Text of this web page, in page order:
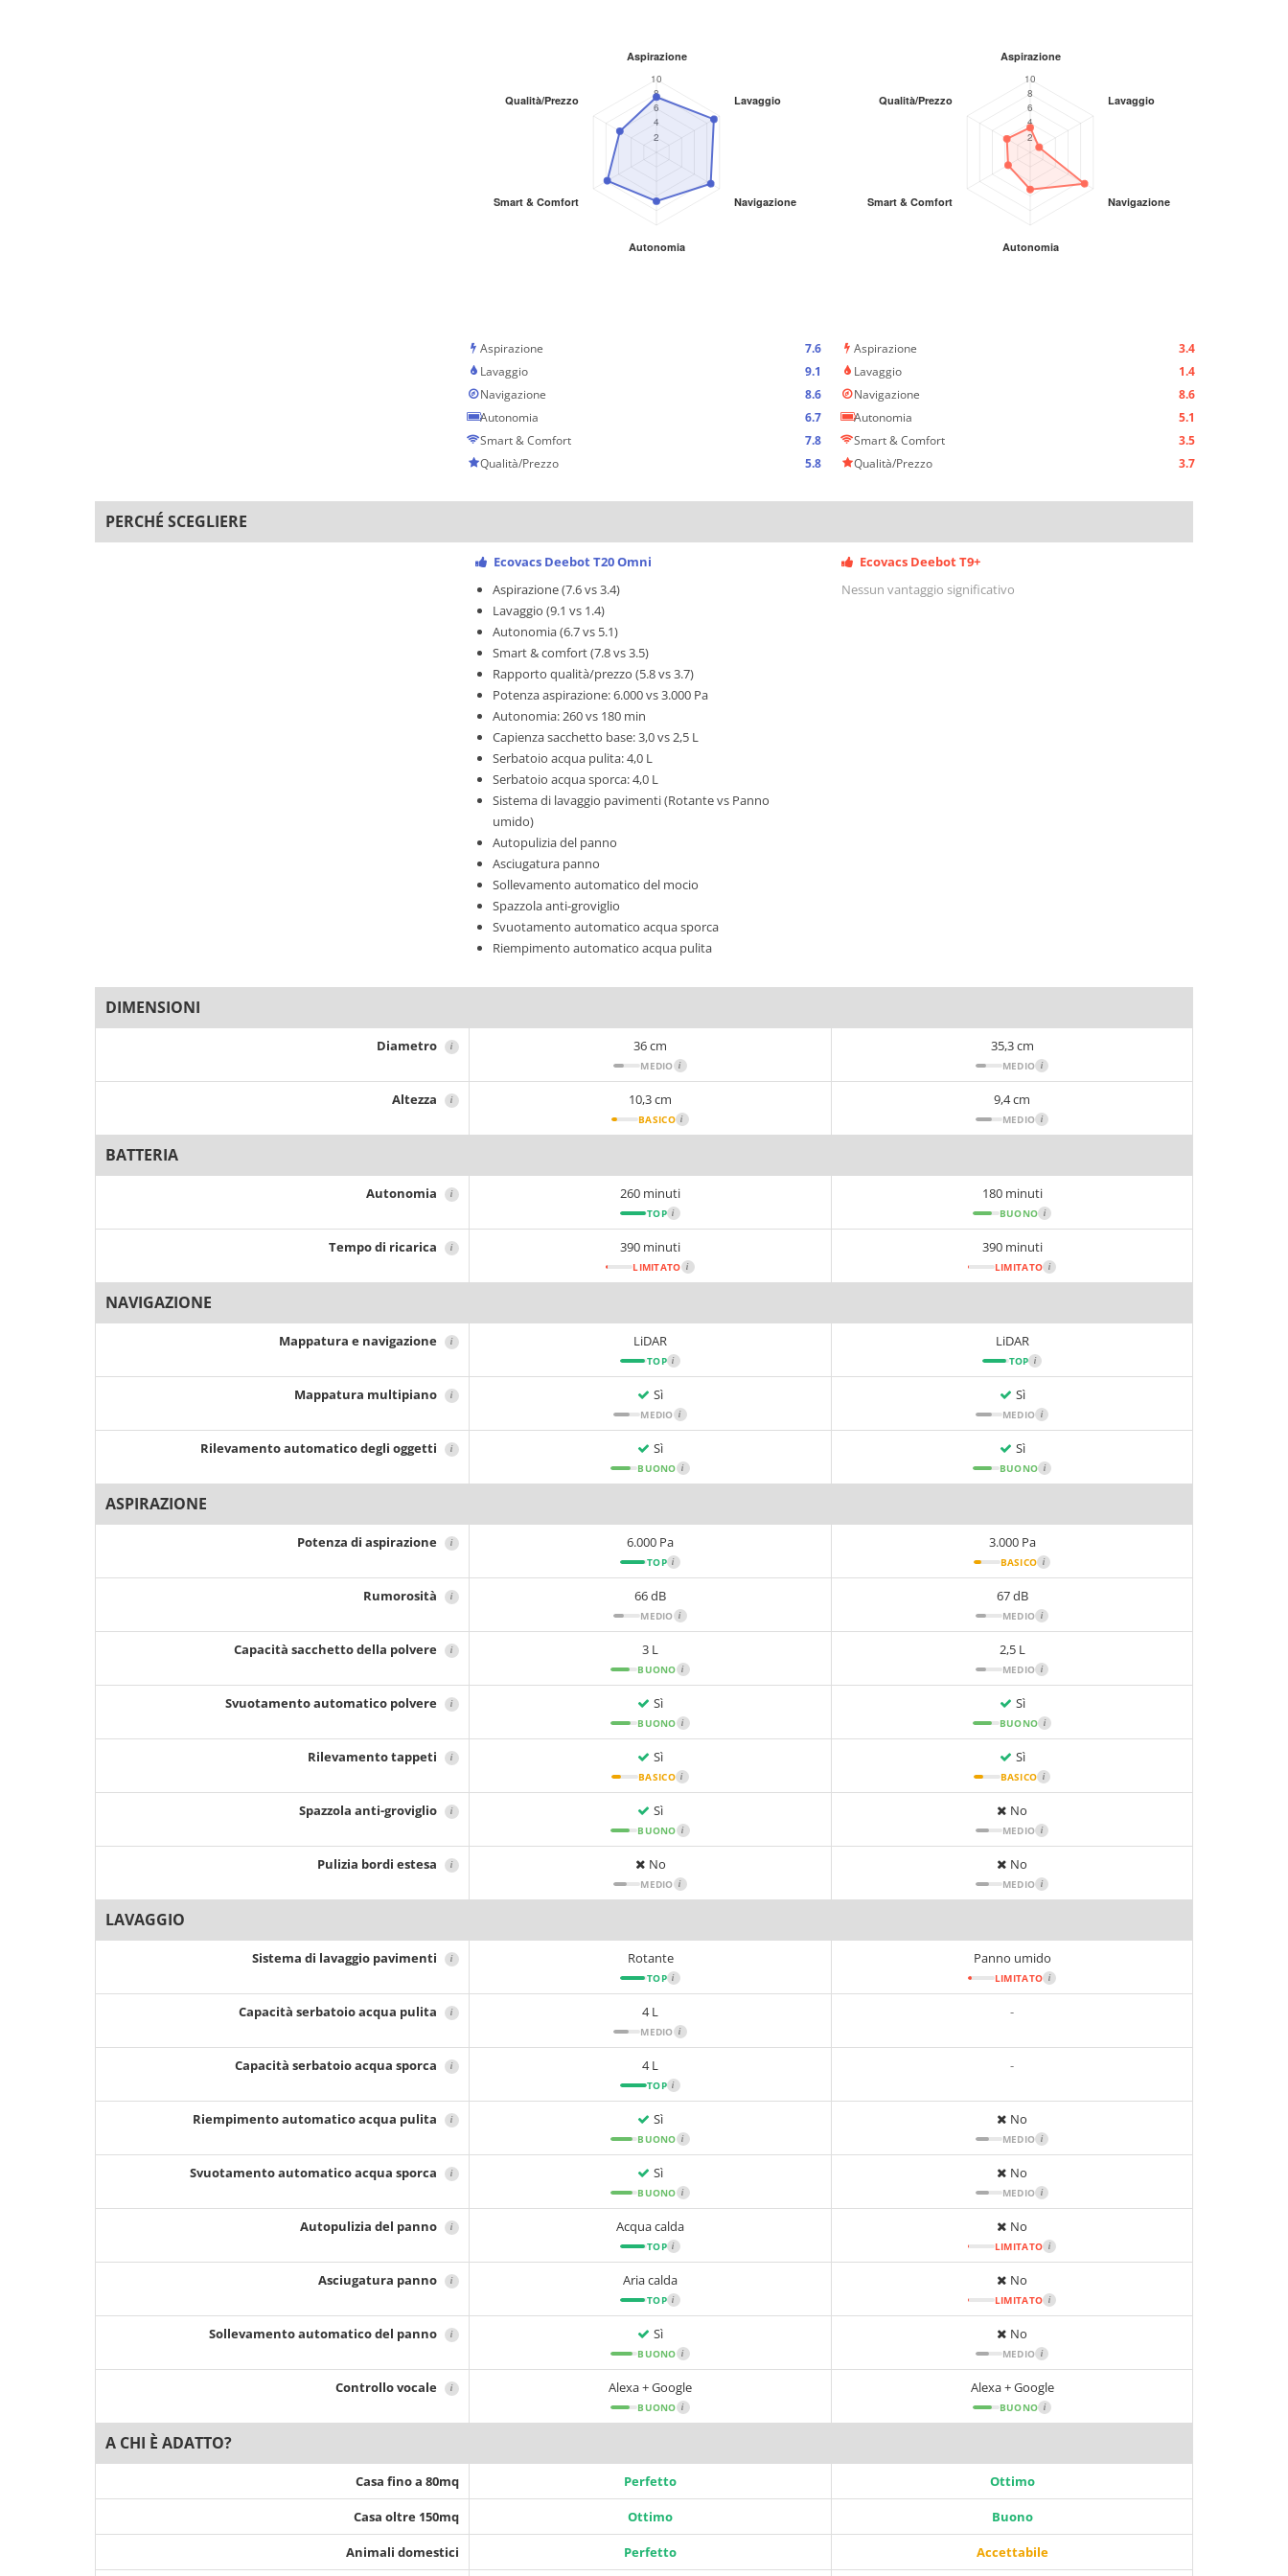
Aspirazione
7.6
Lavaggio
9.1
Navigazione
8.6
Autonomia
6.7
Smart & Comfort
7.8
Qualità/Prezzo
5.8
Aspirazione
3.4
Lavaggio
1.4
Navigazione
8.6
Autonomia
5.1
Smart & Comfort
3.5
Qualità/Prezzo
3.7
PERCHÉ SCEGLIERE
Ecovacs Deebot T20 Omni
Aspirazione (7.6 vs 3.4)
Lavaggio (9.1 vs 1.4)
Autonomia (6.7 vs 5.1)
Smart & comfort (7.8 vs 3.5)
Rapporto qualità/prezzo (5.8 vs 3.7)
Potenza aspirazione: 6.000 vs 3.000 Pa
Autonomia: 260 vs 180 min
Capienza sacchetto base: 3,0 vs 2,5 L
Serbatoio acqua pulita: 4,0 L
Serbatoio acqua sporca: 4,0 L
Sistema di lavaggio pavimenti (Rotante vs Panno
umido)
Autopulizia del panno
Asciugatura panno
Sollevamento automatico del mocio
Spazzola anti-groviglio
Svuotamento automatico acqua sporca
Riempimento automatico acqua pulita
Ecovacs Deebot T9+
Nessun vantaggio significativo
DIMENSIONI
Diametro i 36 cm
MEDIO i
35,3 cm
MEDIO i
Altezza i 10,3 cm
BASICO i
9,4 cm
MEDIO i
BATTERIA
Autonomia i 260 minuti
TOP i
180 minuti
BUONO i
Tempo di ricarica i 390 minuti
LIMITATO i
390 minuti
LIMITATO i
NAVIGAZIONE
Mappatura e navigazione i LiDAR
TOP i
LiDAR
TOP i
Mappatura multipiano i Sì
MEDIO i
Sì
MEDIO i
Rilevamento automatico degli oggetti i Sì
BUONO i
Sì
BUONO i
ASPIRAZIONE
Potenza di aspirazione i 6.000 Pa
TOP i
3.000 Pa
BASICO i
Rumorosità i 66 dB
MEDIO i
67 dB
MEDIO i
Capacità sacchetto della polvere i 3 L
BUONO i
2,5 L
MEDIO i
Svuotamento automatico polvere i Sì
BUONO i
Sì
BUONO i
Rilevamento tappeti i Sì
BASICO i
Sì
BASICO i
Spazzola anti-groviglio i Sì
BUONO i
No
MEDIO i
Pulizia bordi estesa i No
MEDIO i
No
MEDIO i
LAVAGGIO
Sistema di lavaggio pavimenti i Rotante
TOP i
Panno umido
LIMITATO i
Capacità serbatoio acqua pulita i 4 L
MEDIO i
-
Capacità serbatoio acqua sporca i 4 L
TOP i
-
Riempimento automatico acqua pulita i Sì
BUONO i
No
MEDIO i
Svuotamento automatico acqua sporca i Sì
BUONO i
No
MEDIO i
Autopulizia del panno i Acqua calda
TOP i
No
LIMITATO i
Asciugatura panno i Aria calda
TOP i
No
LIMITATO i
Sollevamento automatico del panno i Sì
BUONO i
No
MEDIO i
Controllo vocale i Alexa + Google
BUONO i
Alexa + Google
BUONO i
A CHI È ADATTO?
Casa fino a 80mq Perfetto Ottimo
Casa oltre 150mq Ottimo Buono
Animali domestici Perfetto Accettabile